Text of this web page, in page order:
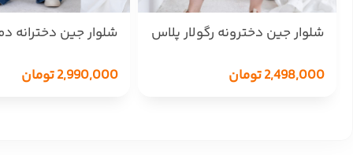
شلوار جین دخترونه رگولار پلاس
2,498,000تومان
2,990,000تومان